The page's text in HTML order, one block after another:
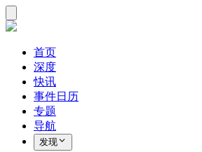
首页
深度
快讯
事件日历
专题
导航
发现